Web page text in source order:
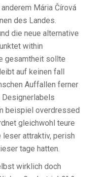
Mária Čírová
des Landes.
die neue alternative
within
gesamtheit sollte
auf keinen fall
Auffallen ferner
Designerlabels
beispiel overdressed
gleichwohl teure
leser attraktiv, perish
tage hatten.
wirklich doch